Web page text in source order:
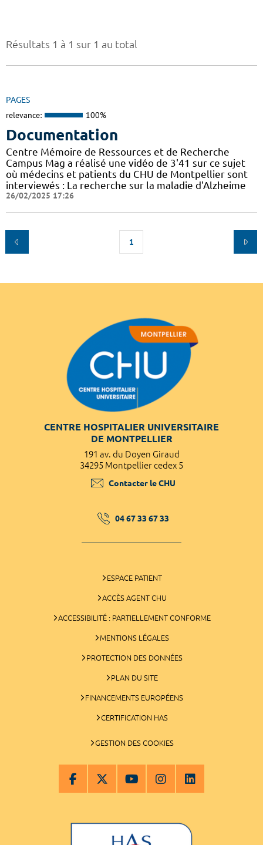
Résultats 1 à 1 sur 1 au total
PAGES
relevance: 100%
Documentation
Centre Mémoire de Ressources et de Recherche
Campus Mag a réalisé une vidéo de 3'41 sur ce sujet
où médecins et patients du CHU de Montpellier sont
interviewés : La recherche sur la maladie d'Alzheime
26/02/2025 17:26
1
CENTRE HOSPITALIER UNIVERSITAIRE
DE MONTPELLIER
191 av. du Doyen Giraud
34295 Montpellier cedex 5
Contacter le CHU
04 67 33 67 33
ESPACE PATIENT
ACCÈS AGENT CHU
ACCESSIBILITÉ : PARTIELLEMENT CONFORME
MENTIONS LÉGALES
PROTECTION DES DONNÉES
PLAN DU SITE
FINANCEMENTS EUROPÉENS
CERTIFICATION HAS
GESTION DES COOKIES